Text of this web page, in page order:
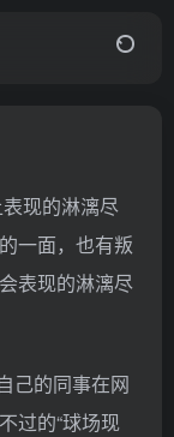
表现的淋漓尽
一面，也有叛
表现的淋漓尽
己的同事在网
过的“球场现